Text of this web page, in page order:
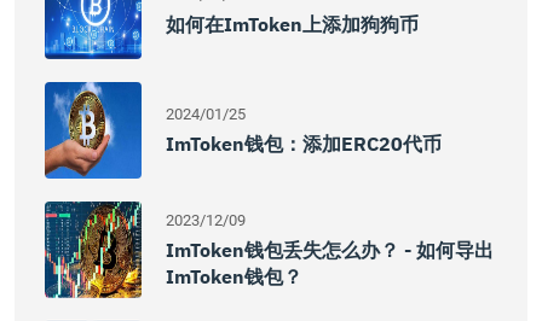
如何在imToken上添加狗狗币
2024/01/25
ImToken钱包：添加ERC20代币
2023/12/09
ImToken钱包丢失怎么办？ - 如何导出
ImToken钱包？